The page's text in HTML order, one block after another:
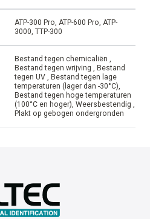
ATP-300 Pro, ATP-600 Pro, ATP-
3000, TTP-300
Bestand tegen chemicaliën ,
Bestand tegen wrijving , Bestand
tegen UV , Bestand tegen lage
temperaturen (lager dan -30°C),
Bestand tegen hoge temperaturen
(100°C en hoger), Weersbestendig ,
Plakt op gebogen ondergronden